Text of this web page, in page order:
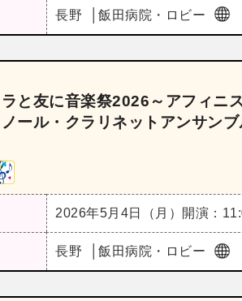
長野 飯田病院・ロビー
と友に音楽祭2026～アフィニ
ール・クラリネットアンサンブ
2026年5月4日（月） 開演：
長野 飯田病院・ロビー